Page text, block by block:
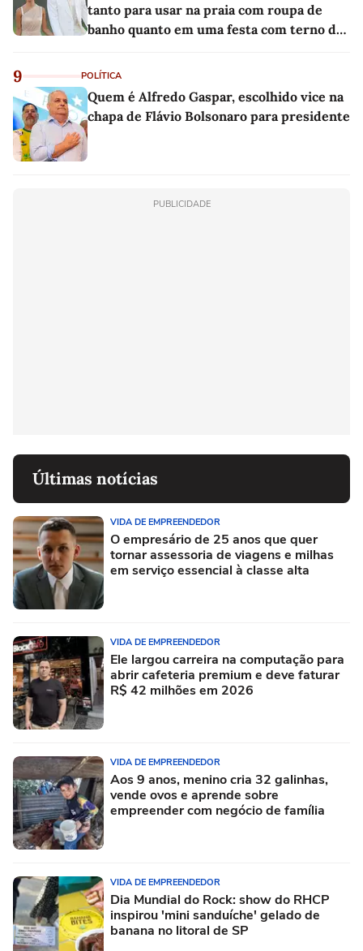
tanto para usar na praia com roupa de
banho quanto em uma festa com terno de
9 POLÍTICA
Quem é Alfredo Gaspar, escolhido vice na
chapa de Flávio Bolsonaro para presidente
PUBLICIDADE
Últimas notícias
VIDA DE EMPREENDEDOR
O empresário de 25 anos que quer
tornar assessoria de viagens e milhas
em serviço essencial à classe alta
VIDA DE EMPREENDEDOR
Ele largou carreira na computação para
abrir cafeteria premium e deve faturar
R$ 42 milhões em 2026
VIDA DE EMPREENDEDOR
Aos 9 anos, menino cria 32 galinhas,
vende ovos e aprende sobre
empreender com negócio de família
VIDA DE EMPREENDEDOR
Dia Mundial do Rock: show do RHCP
inspirou 'mini sanduíche' gelado de
banana no litoral de SP